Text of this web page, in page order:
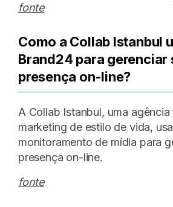
fonte
Como a Collab Istanbul
Brand24 para gerenciar
presença on-line?
A Collab Istanbul, uma
marketing de estilo de vida,
monitoramento de mídia para
presença on-line.
fonte